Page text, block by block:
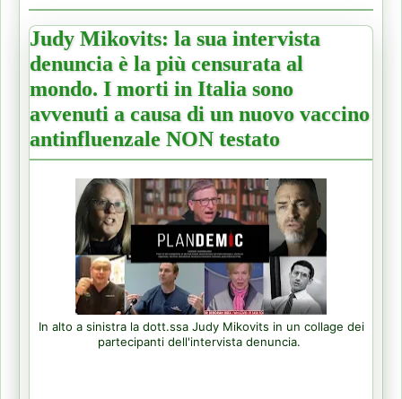
Judy Mikovits: la sua intervista
denuncia è la più censurata al
mondo. I morti in Italia sono
avvenuti a causa di un nuovo vaccino
antinfluenzale NON testato
In alto a sinistra la dott.ssa Judy Mikovits in un collage dei
partecipanti dell'intervista denuncia.